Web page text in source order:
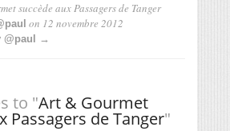
succède aux Passagers de Tanger
on 12 novembre 2012
@paul →
to "Art & Gourmet
Passagers de Tanger"